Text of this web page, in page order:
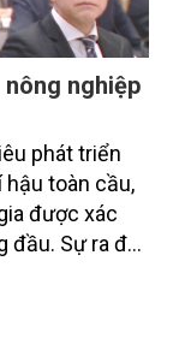
nghiệp
phát triển
hậu toàn cầu,
được xác
đầu. Sự ra đời
toàn diện,
cao hiệu